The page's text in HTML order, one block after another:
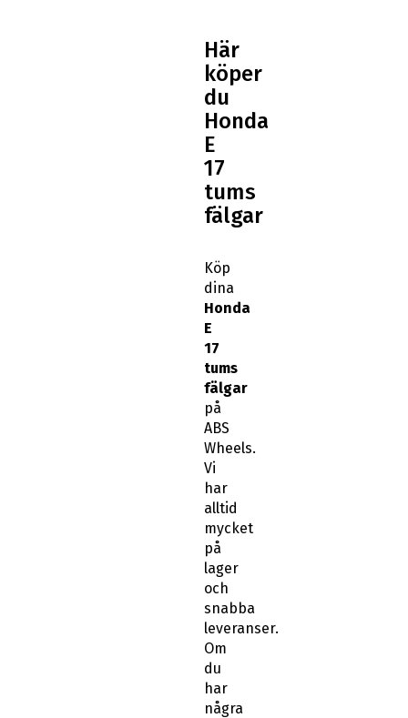
Här
köper
du
Honda
E
17
tums
fälgar
Köp
dina
Honda
E
17
tums
fälgar
på
ABS
Wheels.
Vi
har
alltid
mycket
på
lager
och
snabba
leveranser.
Om
du
har
några